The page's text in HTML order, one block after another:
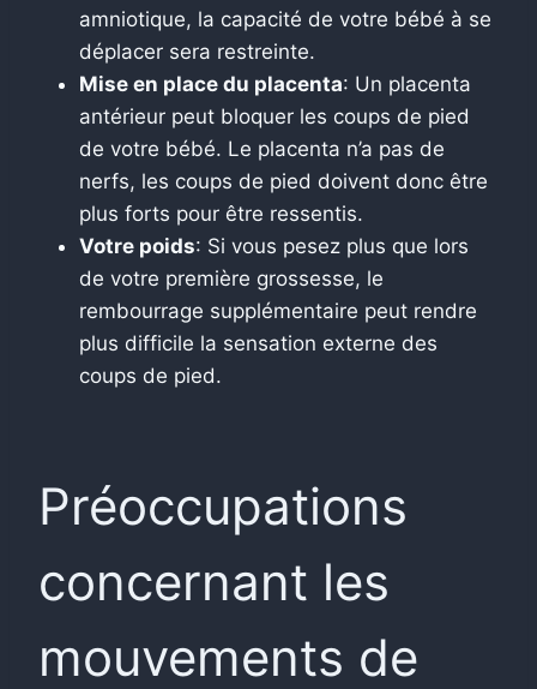
amniotique, la capacité de votre bébé à se
déplacer sera restreinte.
Mise en place du placenta: Un placenta
antérieur peut bloquer les coups de pied
de votre bébé. Le placenta n’a pas de
nerfs, les coups de pied doivent donc être
plus forts pour être ressentis.
Votre poids: Si vous pesez plus que lors
de votre première grossesse, le
rembourrage supplémentaire peut rendre
plus difficile la sensation externe des
coups de pied.
Préoccupations
concernant les
mouvements de